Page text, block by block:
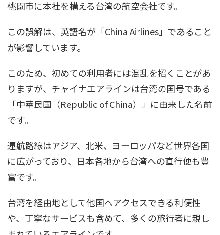
桃園市に本社を構える台湾の航空会社です。
この誤解は、英語名が「China Airlines」であること
が影響しています。
このため、初めての利用者には混乱を招くことがあ
りますが、チャイナエアラインは台湾の国号である
「中華民国（Republic of China）」に由来した名前
です。
運航路線はアジア、北米、ヨーロッパなど世界各国
に広がっており、日本各地から台湾への直行便も豊
富です。
台湾を経由地として他国へアクセスできる利便性
や、丁寧なサービスも含めて、多くの旅行者に親し